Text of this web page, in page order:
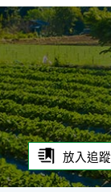
放入追蹤